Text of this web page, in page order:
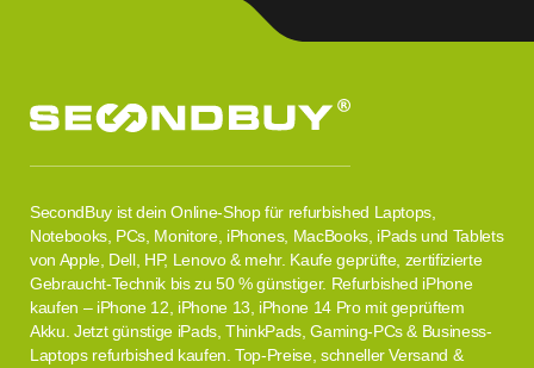
SecondBuy ist dein Online-Shop für refurbished Laptops,
Notebooks, PCs, Monitore, iPhones, MacBooks, iPads und Tablets
von Apple, Dell, HP, Lenovo & mehr. Kaufe geprüfte, zertifizierte
Gebraucht-Technik bis zu 50 % günstiger. Refurbished iPhone
kaufen – iPhone 12, iPhone 13, iPhone 14 Pro mit geprüftem
Akku. Jetzt günstige iPads, ThinkPads, Gaming-PCs & Business-
Laptops refurbished kaufen. Top-Preise, schneller Versand &